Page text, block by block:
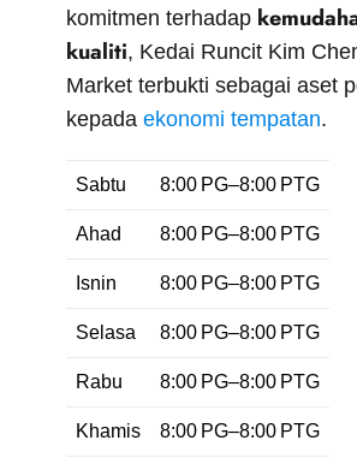
komitmen terhadap
kualiti, Kedai Runcit Kim
Market terbukti sebagai aset
kepada ekonomi tempatan.
Sabtu 8:00 PG–8:00 PTG
Ahad 8:00 PG–8:00 PTG
Isnin 8:00 PG–8:00 PTG
Selasa 8:00 PG–8:00 PTG
Rabu 8:00 PG–8:00 PTG
Khamis 8:00 PG–8:00 PTG